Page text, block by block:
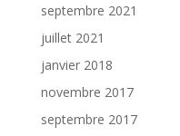
septembre 2021
juillet 2021
janvier 2018
novembre 2017
septembre 2017